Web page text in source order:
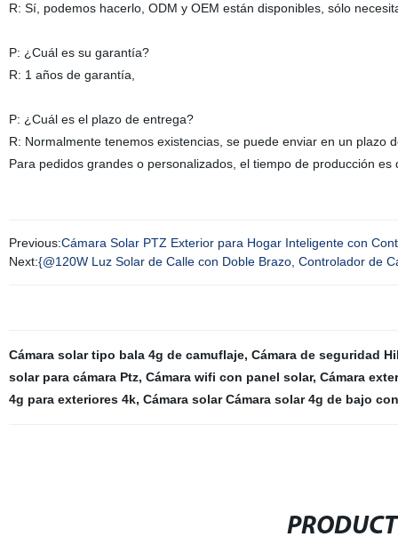
R: Sí, podemos hacerlo, ODM y OEM están disponibles, sólo
P: ¿Cuál es su garantía?
R: 1 años de garantía,
P: ¿Cuál es el plazo de entrega?
R: Normalmente tenemos existencias, se puede enviar en un plazo
Para pedidos grandes o personalizados, el tiempo de producción es
Previous:Cámara Solar PTZ Exterior para Hogar Inteligente con
Next:{@120W Luz Solar de Calle con Doble Brazo, Controlador de
Cámara solar tipo bala 4g de camuflaje, Cámara de seguridad
solar para cámara Ptz, Cámara wifi con panel solar, Cámara
4g para exteriores 4k, Cámara solar Cámara solar 4g de bajo